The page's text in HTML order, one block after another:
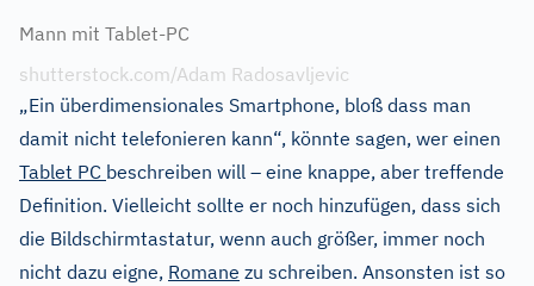
Mann mit Tablet-PC
shutterstock.com/Adam Radosavljevic
„Ein überdimensionales Smartphone, bloß dass man
damit nicht telefonieren kann“, könnte sagen, wer einen
Tablet PC beschreiben will – eine knappe, aber treffende
Definition. Vielleicht sollte er noch hinzufügen, dass sich
die Bildschirmtastatur, wenn auch größer, immer noch
nicht dazu eigne, Romane zu schreiben. Ansonsten ist so